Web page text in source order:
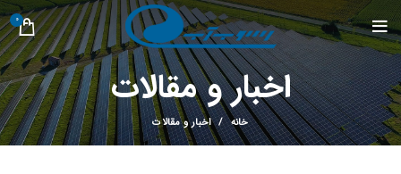
0
اخبار و مقالات
خانه اخبار و مقالات